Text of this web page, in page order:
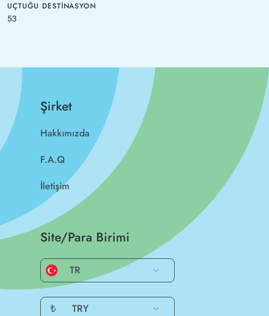
UÇTUĞU DESTINASYON
53
Şirket
Hakkımızda
F.A.Q
İletişim
Site/Para Birimi
TR
₺ TRY